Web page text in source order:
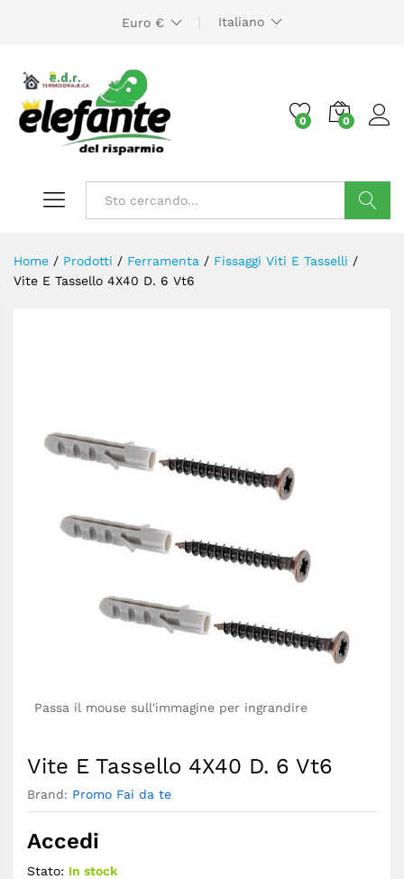
Euro € Italiano
0 0
Home / Prodotti / Ferramenta / Fissaggi Viti E Tasselli /
Vite E Tassello 4X40 D. 6 Vt6
Passa il mouse sull'immagine per ingrandire
Vite E Tassello 4X40 D. 6 Vt6
Brand: Promo Fai da te
Accedi
Stato: In stock